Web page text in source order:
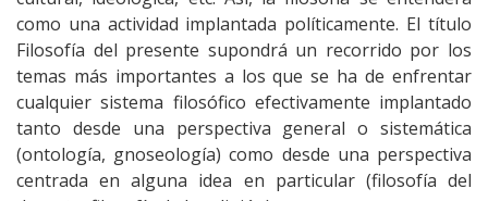
como una actividad implantada políticamente. El título
Filosofía del presente supondrá un recorrido por los
temas más importantes a los que se ha de enfrentar
cualquier sistema filosófico efectivamente implantado
tanto desde una perspectiva general o sistemática
(ontología, gnoseología) como desde una perspectiva
centrada en alguna idea en particular (filosofía del